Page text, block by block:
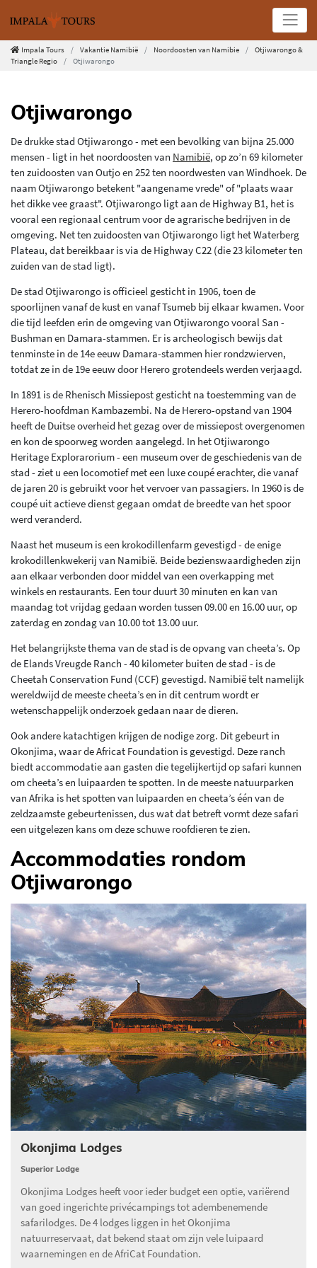
Impala Tours Vakantie Namibië Noordoosten van Namibie
Otjiwarongo &
Triangle Regio
Otjiwarongo
Otjiwarongo
De drukke stad Otjiwarongo - met een bevolking van bijna 25.000
mensen - ligt in het noordoosten van Namibië, op zo’n 69 kilometer
ten zuidoosten van Outjo en 252 ten noordwesten van Windhoek. De
naam Otjiwarongo betekent "aangename vrede" of "plaats waar
het dikke vee graast". Otjiwarongo ligt aan de Highway B1, het is
vooral een regionaal centrum voor de agrarische bedrijven in de
omgeving. Net ten zuidoosten van Otjiwarongo ligt het Waterberg
Plateau, dat bereikbaar is via de Highway C22 (die 23 kilometer ten
zuiden van de stad ligt).
De stad Otjiwarongo is officieel gesticht in 1906, toen de
spoorlijnen vanaf de kust en vanaf Tsumeb bij elkaar kwamen. Voor
die tijd leefden erin de omgeving van Otjiwarongo vooral San -
Bushman en Damara-stammen. Er is archeologisch bewijs dat
tenminste in de 14e eeuw Damara-stammen hier rondzwierven,
totdat ze in de 19e eeuw door Herero grotendeels werden verjaagd.
In 1891 is de Rhenisch Missiepost gesticht na toestemming van de
Herero-hoofdman Kambazembi. Na de Herero-opstand van 1904
heeft de Duitse overheid het gezag over de missiepost overgenomen
en kon de spoorweg worden aangelegd. In het Otjiwarongo
Heritage Explorarorium - een museum over de geschiedenis van de
stad - ziet u een locomotief met een luxe coupé erachter, die vanaf
de jaren 20 is gebruikt voor het vervoer van passagiers. In 1960 is de
coupé uit actieve dienst gegaan omdat de breedte van het spoor
werd veranderd.
Naast het museum is een krokodillenfarm gevestigd - de enige
krokodillenkwekerij van Namibië. Beide bezienswaardigheden zijn
aan elkaar verbonden door middel van een overkapping met
winkels en restaurants. Een tour duurt 30 minuten en kan van
maandag tot vrijdag gedaan worden tussen 09.00 en 16.00 uur, op
zaterdag en zondag van 10.00 tot 13.00 uur.
Het belangrijkste thema van de stad is de opvang van cheeta’s. Op
de Elands Vreugde Ranch - 40 kilometer buiten de stad - is de
Cheetah Conservation Fund (CCF) gevestigd. Namibië telt namelijk
wereldwijd de meeste cheeta’s en in dit centrum wordt er
wetenschappelijk onderzoek gedaan naar de dieren.
Ook andere katachtigen krijgen de nodige zorg. Dit gebeurt in
Okonjima, waar de Africat Foundation is gevestigd. Deze ranch
biedt accommodatie aan gasten die tegelijkertijd op safari kunnen
om cheeta’s en luipaarden te spotten. In de meeste natuurparken
van Afrika is het spotten van luipaarden en cheeta’s één van de
zeldzaamste gebeurtenissen, dus wat dat betreft vormt deze safari
een uitgelezen kans om deze schuwe roofdieren te zien.
Accommodaties rondom
Otjiwarongo
Okonjima Lodges
Superior Lodge
Okonjima Lodges heeft voor ieder budget een optie, variërend
van goed ingerichte privécampings tot adembenemende
safarilodges. De 4 lodges liggen in het Okonjima
natuurreservaat, dat bekend staat om zijn vele luipaard
waarnemingen en de AfriCat Foundation.